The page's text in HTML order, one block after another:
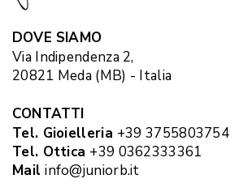
DOVE SIAMO
Via Indipendenza 2,
20821 Meda (MB) - Italia
CONTATTI
Tel. Gioielleria +39 3755803754
Tel. Ottica +39 0362333361
Mail info@juniorb.it